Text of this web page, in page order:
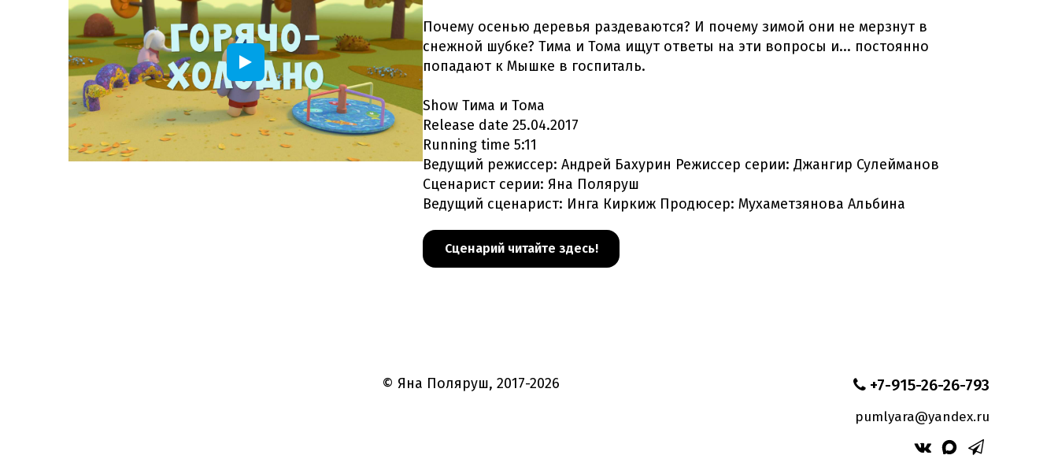
Почему осенью деревья раздеваются? И почему зимой они не мерзнут в
снежной шубке? Тима и Тома ищут ответы на эти вопросы и... постоянно
попадают к Мышке в госпиталь.
Show Тима и Тома
Release date 25.04.2017
Running time 5:11
Ведущий режиссер: Андрей Бахурин Режиссер серии: Джангир Сулейманов
Сценарист серии: Яна Поляруш
Ведущий сценарист: Инга Киркиж Продюсер: Мухаметзянова Альбина
Сценарий читайте здесь!
© Яна Поляруш, 2017-2026 +7-915-26-26-793
pumlyara@yandex.ru